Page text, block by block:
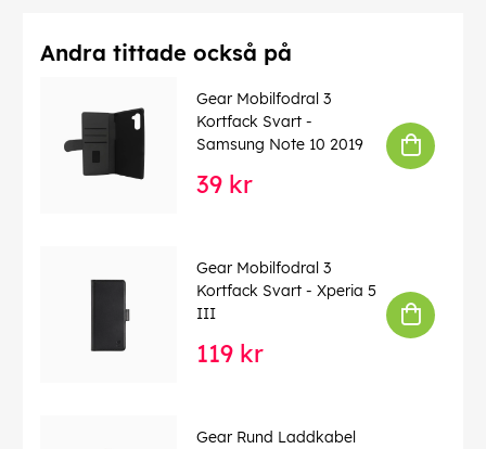
Andra tittade också på
Gear Mobilfodral 3
Kortfack Svart -
Samsung Note 10 2019
39 kr
Gear Mobilfodral 3
Kortfack Svart - Xperia 5
III
119 kr
Gear Rund Laddkabel